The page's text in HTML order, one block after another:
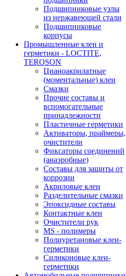
Подшипниковые узлы
из нержавеющей стали
Подшипниковые
корпусы
Промышленные клеи и
герметики - LOCTITE,
TEROSON
Цианоакрилатные
(моментальные) клеи
Смазки
Прочие составы и
вспомогательные
принадлежности
Пластичные герметики
Активаторы, праймеры,
очистители
Фиксаторы соединений
(анаэробные)
Составы для защиты от
коррозии
Акриловые клеи
Разделительные смазки
Эпоксидные составы
Контактные клеи
Очистители рук
MS - полимеры
Полиуретановые клеи-
герметики
Силиконовые клеи-
герметики